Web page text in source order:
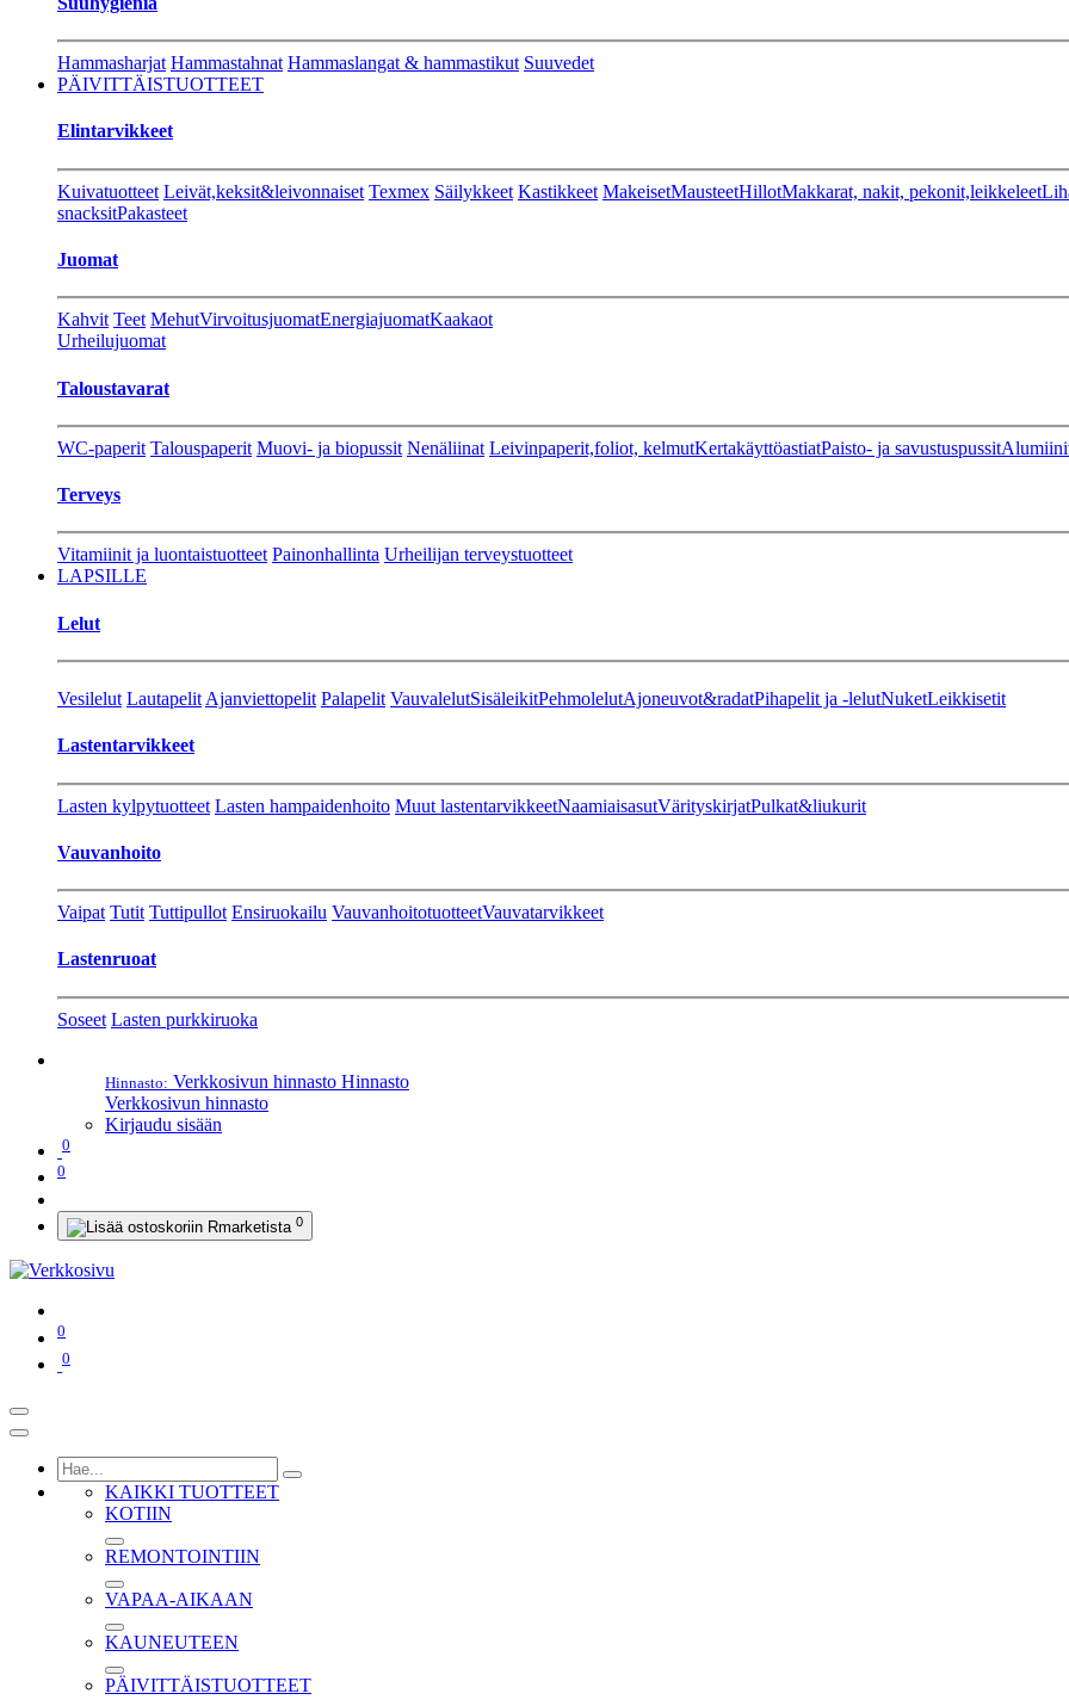
Hammasharjat Hammastahnat Hammaslangat & hammastikut Suuvedet
PÄIVITTÄISTUOTTEET
Elintarvikkeet
Kuivatuotteet Leivät,keksit&leivonnaiset Texmex Säilykkeet Kastikkeet MakeisetMausteetHillotMakkarat, nakit, pekonit,leikkeleet
snacksitPakasteet
Juomat
Kahvit Teet MehutVirvoitusjuomatEnergiajuomatKaakaot
Urheilujuomat
Taloustavarat
WC-paperit Talouspaperit Muovi- ja biopussit Nenäliinat Leivinpaperit,foliot, kelmutKertakäyttöastiatPaisto- ja savustuspussit
Terveys
Vitamiinit ja luontaistuotteet Painonhallinta Urheilijan terveystuotteet
LAPSILLE
Lelut
Vesilelut Lautapelit Ajanviettopelit Palapelit VauvalelutSisäleikitPehmolelutAjoneuvot&radatPihapelit ja -lelutNuketLeikkisetit
Lastentarvikkeet
Lasten kylpytuotteet Lasten hampaidenhoito Muut lastentarvikkeetNaamiaisasutVärityskirjatPulkat&liukurit
Vauvanhoito
Vaipat Tutit Tuttipullot Ensiruokailu VauvanhoitotuotteetVauvatarvikkeet
Lastenruoat
Soseet Lasten purkkiruoka
Hinnasto: Verkkosivun hinnasto Hinnasto
Verkkosivun hinnasto
Kirjaudu sisään
0
0
0
0
0
KAIKKI TUOTTEET
KOTIIN
REMONTOINTIIN
VAPAA-AIKAAN
KAUNEUTEEN
PÄIVITTÄISTUOTTEET